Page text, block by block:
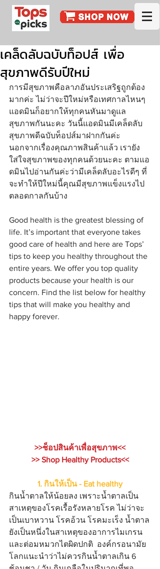
เคล็ดลับฉบับท็อปส์ เพื่อ
สุขภาพดีรับปีใหม่
การมีสุขภาพคือลาภอันประเสริฐถูกต้อง
มากค่ะ ไม่ว่าจะปีใหม่หรือเทศกาลไหนๆ
แอดมินก็อยากให้ทุกคนหันมาดูแล
สุขภาพกันนะคะ วันนี้แอดมินมีเคล็ดลับ
สุขภาพดีฉบับท็อปส์มาฝากกันค่ะ
นอกจากเรื่องคุณภาพสินค้าแล้ว เรายัง
ใส่ใจสุขภาพของทุกคนด้วยนะคะ ตามแอ
ดมินไปอ่านกันค่ะว่ามีเคล็ดลับอะไรดีๆ ที่
จะทำให้ปีใหม่นี้คุณมีสุขภาพแข็งแรงไป
ตลอดกาลกันบ้าง
Good health is the greatest blessing of
life. It’s important that everyone takes
good care of health and here are Tops’
tips to keep you healthy throughout the
entire years. We offer you top quality
products because your health is our
concern. Find the list below for healthy
tips that will make you healthy and
happy forever.
>>ช็อปสินค้าเพื่อสุขภาพ<<
>> Shop Healthy Products<<
1. กินให้เป็น - Eat healthy
กินน้ำตาลให้น้อยลง เพราะน้ำตาลเป็น
สาเหตุของโรคเรื้อรังหลายโรค ไม่ว่าจะ
เป็นเบาหวาน โรคอ้วน โรคมะเร็ง น้ำตาล
ยังเป็นหนึ่งในสาเหตุของอาการไมเกรน
และต่อมหมวกไตผิดปกติ  องค์กรอนามัย
โลกแนะนำว่าไม่ควรกินน้ำตาลเกิน 6